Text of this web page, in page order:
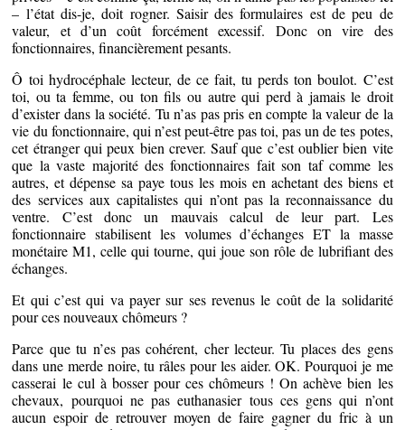
– l’état dis-je, doit rogner. Saisir des formulaires est de peu de
valeur, et d’un coût forcément excessif. Donc on vire des
fonctionnaires, financièrement pesants.
Ô toi hydrocéphale lecteur, de ce fait, tu perds ton boulot. C’est
toi, ou ta femme, ou ton fils ou autre qui perd à jamais le droit
d’exister dans la société. Tu n’as pas pris en compte la valeur de la
vie du fonctionnaire, qui n’est peut-être pas toi, pas un de tes potes,
cet étranger qui peux bien crever. Sauf que c’est oublier bien vite
que la vaste majorité des fonctionnaires fait son taf comme les
autres, et dépense sa paye tous les mois en achetant des biens et
des services aux capitalistes qui n’ont pas la reconnaissance du
ventre. C’est donc un mauvais calcul de leur part. Les
fonctionnaire stabilisent les volumes d’échanges ET la masse
monétaire M1, celle qui tourne, qui joue son rôle de lubrifiant des
échanges.
Et qui c’est qui va payer sur ses revenus le coût de la solidarité
pour ces nouveaux chômeurs ?
Parce que tu n’es pas cohérent, cher lecteur. Tu places des gens
dans une merde noire, tu râles pour les aider. OK. Pourquoi je me
casserai le cul à bosser pour ces chômeurs ! On achève bien les
chevaux, pourquoi ne pas euthanasier tous ces gens qui n’ont
aucun espoir de retrouver moyen de faire gagner du fric à un